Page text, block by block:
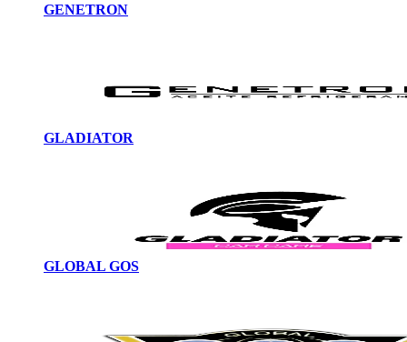
GENETRON
GLADIATOR
GLOBAL GOS